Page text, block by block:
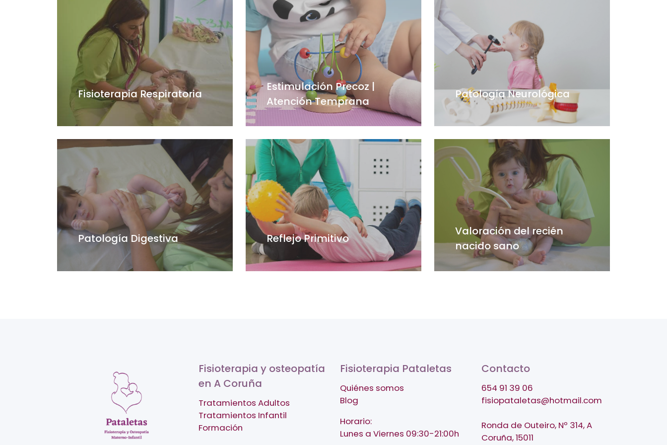
Fisioterapia Respiratoria
Estimulación Precoz |
Atención Temprana
Patología Neurológica
Patología Digestiva Reflejo Primitivo
Valoración del recién
nacido sano
Fisioterapia y osteopatía
en A Coruña
Tratamientos Adultos
Tratamientos Infantil
Formación
Fisioterapia Pataletas
Quiénes somos
Blog
Horario:
Lunes a Viernes 09:30-21:00h
Contacto
654 91 39 06
fisiopataletas@hotmail.com
Ronda de Outeiro, Nº 314, A
Coruña, 15011